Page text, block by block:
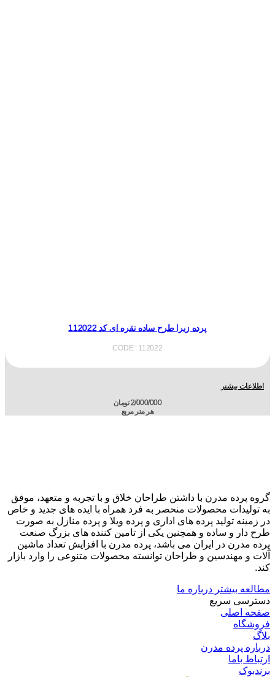
پرده زبرا طرح ساده نقره ای کد 112022
CODE : 112022
اطلاعات بیشتر
2/000/000تومان
هر متر مربع
گروه پرده مدرن با داشتن طراحان خلاق و با تجربه و متعهد، موفق
به تولیدات محصولات منحصر به فرد همراه با ایده های جدید و خاص
در زمینه تولید پرده های اداری و پرده ویلا و پرده منازل به صورت
طرح دار و ساده و همچنین یکی از تامین کننده های بزرگ صنعت
پرده مدرن در ایران می باشد، پرده مدرن با افزایش تعداد ماشین
آلات و مهندسین و طراحان توانسته محصولات متنوعی را وارد بازار
کند.
مطالعه بیشتر درباره ما
دسترسی سریع
صفحه اصلی
فروشگاه
بلاگ
درباره پرده مدرن
ارتباط باما
برندبوک